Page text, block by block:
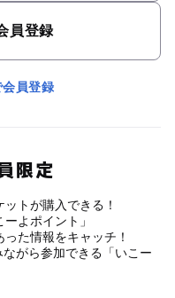
員登録
員登録
限定
がら参加できる「いこー